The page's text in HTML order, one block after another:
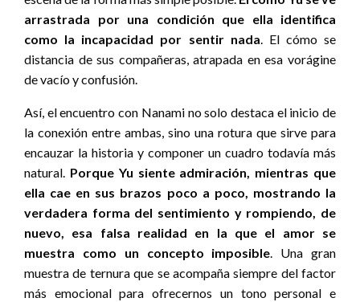
arrastrada por una condición que ella identifica
como la incapacidad por sentir nada. El cómo se
distancia de sus compañeras, atrapada en esa vorágine
de vacío y confusión.
Así, el encuentro con Nanami no solo destaca el inicio de
la conexión entre ambas, sino una rotura que sirve para
encauzar la historia y componer un cuadro todavía más
natural. Porque Yu siente admiración, mientras que
ella cae en sus brazos poco a poco, mostrando la
verdadera forma del sentimiento y rompiendo, de
nuevo, esa falsa realidad en la que el amor se
muestra como un concepto imposible. Una gran
muestra de ternura que se acompaña siempre del factor
más emocional para ofrecernos un tono personal e